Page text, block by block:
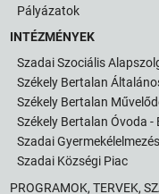
Pályázatok
INTÉZMÉNYEK
Szadai Szociális
Székely Bertalan
Székely Bertalan
Székely Bertalan Óvoda -
Szadai
Szadai Községi Piac
PROGRAMOK, TERVEK,